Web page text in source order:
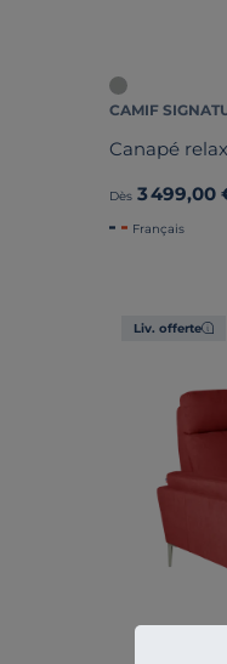
CAMIF
Canapé
Dès 3 499,00
Français
Liv. offerte